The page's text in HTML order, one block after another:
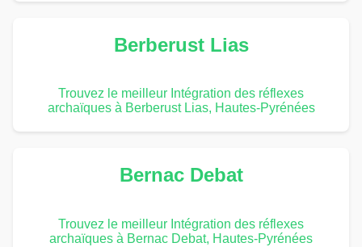
Berberust Lias
Trouvez le meilleur Intégration des réflexes
archaïques à Berberust Lias, Hautes-Pyrénées
Bernac Debat
Trouvez le meilleur Intégration des réflexes
archaïques à Bernac Debat, Hautes-Pyrénées